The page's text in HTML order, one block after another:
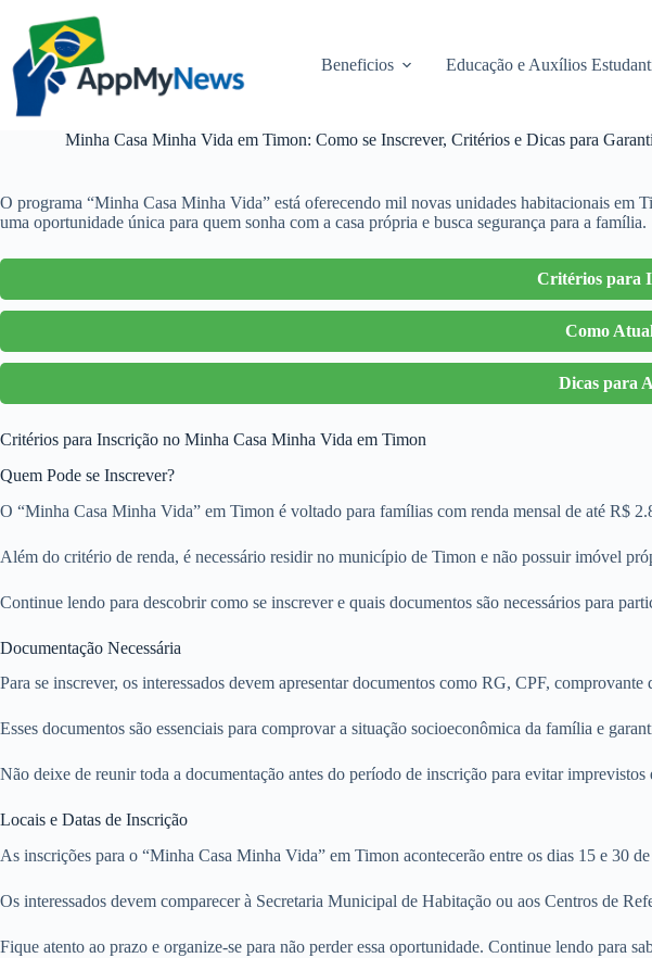
conteúdo
Beneficios Educação e Auxílios
Minha Casa Minha Vida em Timon: Como se Inscrever, Critérios e Dicas para
O programa “Minha Casa Minha Vida” está oferecendo mil novas unidades habitacionais em
uma oportunidade única para quem sonha com a casa própria e busca segurança para a família.
Critérios para
Como
Dicas para
Critérios para Inscrição no Minha Casa Minha Vida em Timon
Quem Pode se Inscrever?
O “Minha Casa Minha Vida” em Timon é voltado para famílias com renda mensal de até R$
Além do critério de renda, é necessário residir no município de Timon e não possuir imóvel
Continue lendo para descobrir como se inscrever e quais documentos são necessários para
Documentação Necessária
Para se inscrever, os interessados devem apresentar documentos como RG, CPF,
Esses documentos são essenciais para comprovar a situação socioeconômica da família e
Não deixe de reunir toda a documentação antes do período de inscrição para evitar imprevistos
Locais e Datas de Inscrição
As inscrições para o “Minha Casa Minha Vida” em Timon acontecerão entre os dias 15 e 30
Os interessados devem comparecer à Secretaria Municipal de Habitação ou aos Centros de
Fique atento ao prazo e organize-se para não perder essa oportunidade. Continue lendo para